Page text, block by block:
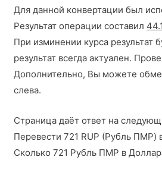
Для данной конвертации был
Результат операции составил 44.1
При изминении курса результат
результат всегда актуален.
Дополнительно, Вы можете
слева.
Страница даёт ответ на
Перевести 721 RUP (Рубль
Сколько 721 Рубль ПМР в